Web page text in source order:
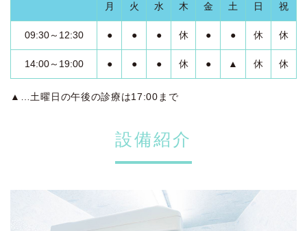
月 火 水 木 金 土 日 祝
09:30～12:30 ● ● ● 休 ● ● 休 休
14:00～19:00 ● ● ● 休 ● ▲ 休 休
▲…土曜日の午後の診療は17:00まで
設備紹介